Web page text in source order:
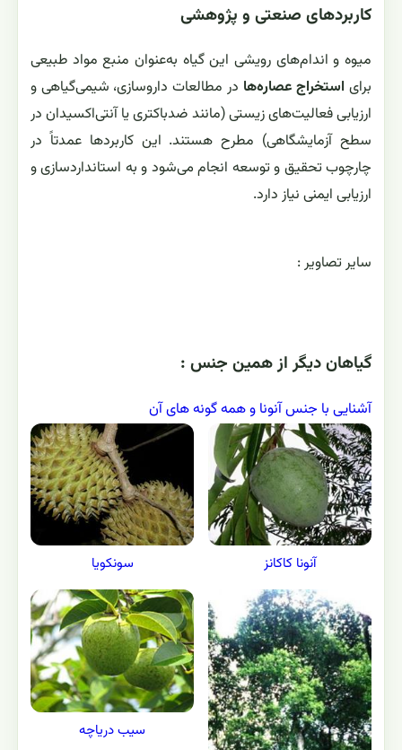
کاربردهای صنعتی و پژوهشی
میوه و اندام‌های رویشی این گیاه به‌عنوان منبع مواد طبیعی
برای استخراج عصاره‌ها در مطالعات داروسازی، شیمی‌گیاهی و
ارزیابی فعالیت‌های زیستی (مانند ضدباکتری یا آنتی‌اکسیدان در
سطح آزمایشگاهی) مطرح هستند. این کاربردها عمدتاً در
چارچوب تحقیق و توسعه انجام می‌شود و به استانداردسازی و
ارزیابی ایمنی نیاز دارد.
ساير تصاوير :
گياهان ديگر از همين جنس :
آشنایی با جنس آنونا و همه گونه های آن
آنونا کاکانز سونکویا
سیب دریاچه